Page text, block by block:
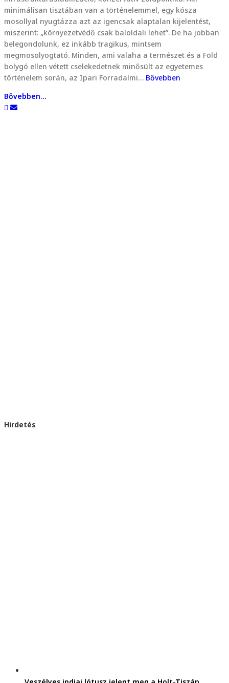
minimálisan tisztában van a történelemmel, egy kósza
mosollyal nyugtázza azt az igencsak alaptalan kijelentést,
miszerint: „környezetvédő csak baloldali lehet”. De ha jobban
belegondolunk, ez inkább tragikus, mintsem
megmosolyogtató. Minden, ami valaha a természet és a Föld
bolygó ellen vétett cselekedetnek minősült az egyetemes
történelem során, az Ipari Forradalmi… Bővebben
Bővebben...
Hirdetés